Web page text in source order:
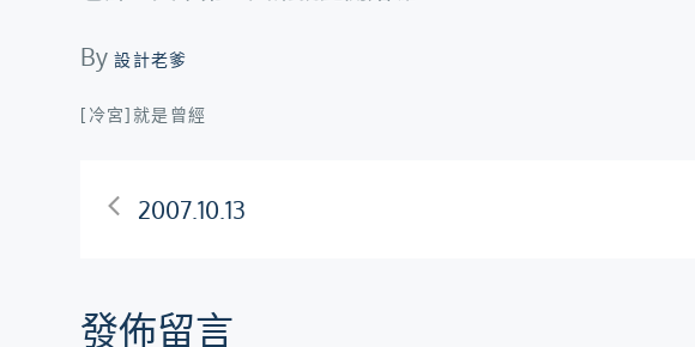
By設計老爹
[冷宮]就是曾經
文2007.10.13
發佈留言